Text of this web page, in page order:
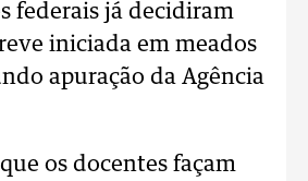
federais já decidiram
iniciada em meados
apuração da Agência
os docentes façam